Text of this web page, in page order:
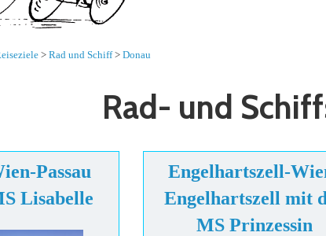
> Rad und Schiff> Donau
Rad- und
Passau
Lisabelle
Engelhartszell-
Engelhartszell mit
MS Prinzessin